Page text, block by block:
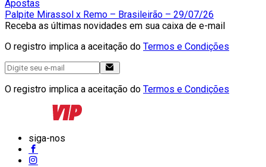
Apostas
Palpite Mirassol x Remo – Brasileirão – 29/07/26
Receba as últimas novidades em sua caixa de e-mail
O registro implica a aceitação do Termos e Condições
O registro implica a aceitação do Termos e Condições
siga-nos